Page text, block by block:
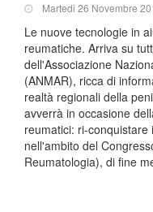
Martedi 26 Novembre
Le nuove tecnologie in
reumatiche. Arriva su
dell'Associazione
(ANMAR), ricca di
realtà regionali della
avverrà in occasione
reumatici: ri-
nell'ambito del
Reumatologia), di fine